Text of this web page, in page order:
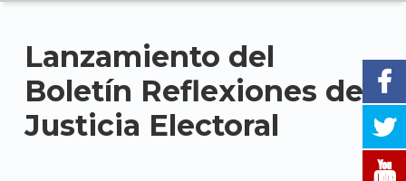
Lanzamiento del
Boletín Reflexiones de
Justicia Electoral